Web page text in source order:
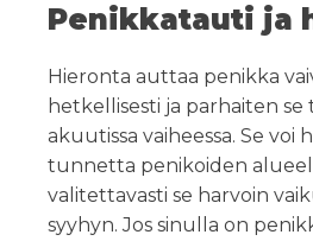
Penikkatauti ja
Hieronta auttaa penikka
hetkellisesti ja parhaiten se
akuutissa vaiheessa. Se voi
tunnetta penikoiden
valitettavasti se harvoin
syyhyn. Jos sinulla on